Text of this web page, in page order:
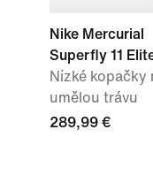
Nike Mercurial
Superfly 11
Nízké kopačky
umělou trávu
289,99 €